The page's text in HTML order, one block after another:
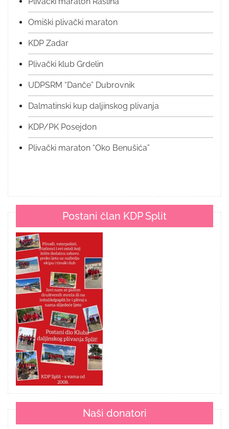
Omiški plivački maraton
KDP Zadar
Plivački klub Grdelin
UDPSRM “Danče” Dubrovnik
Dalmatinski kup daljinskog plivanja
KDP/PK Posejdon
Plivački maraton “Oko Benušića”
Postani član KDP Split
Naši donatori